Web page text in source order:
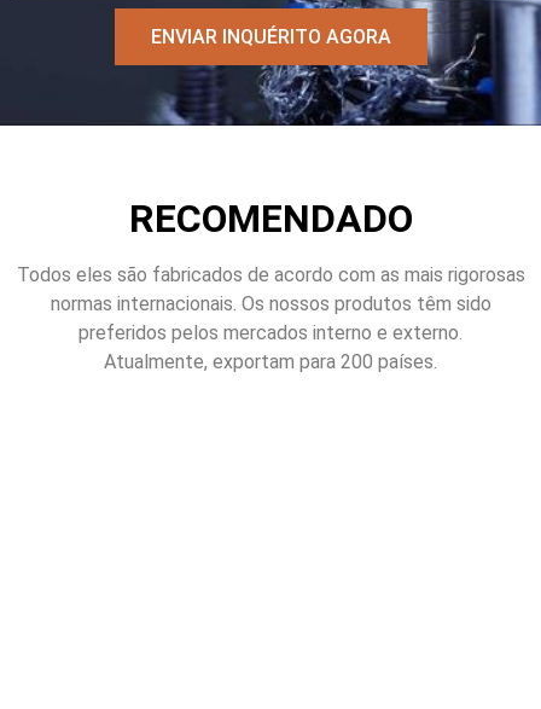
ENVIAR INQUÉRITO AGORA
RECOMENDADO
Todos eles são fabricados de acordo com as mais rigorosas
normas internacionais. Os nossos produtos têm sido
preferidos pelos mercados interno e externo.
Atualmente, exportam para 200 países.